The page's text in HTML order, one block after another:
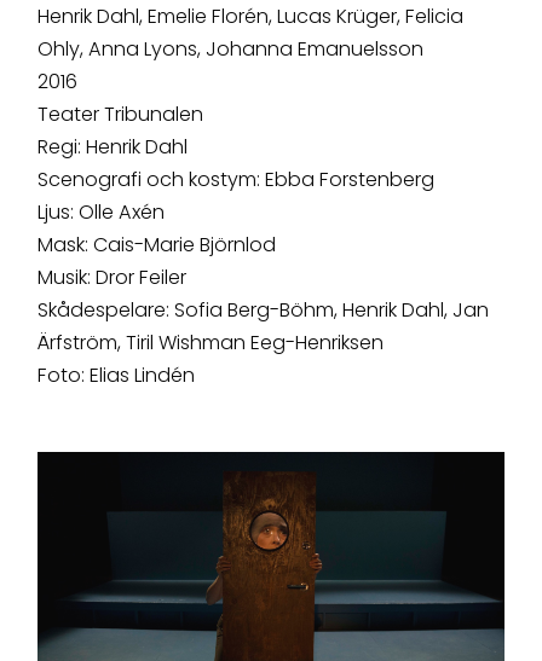
Henrik Dahl, Emelie Florén, Lucas Krüger, Felicia
Ohly, Anna Lyons, Johanna Emanuelsson
2016
Teater Tribunalen
Regi: Henrik Dahl
Scenografi och kostym: Ebba Forstenberg
Ljus: Olle Axén
Mask: Cais-Marie Björnlod
Musik: Dror Feiler
Skådespelare: Sofia Berg-Böhm, Henrik Dahl, Jan
Ärfström, Tiril Wishman Eeg-Henriksen
Foto: Elias Lindén